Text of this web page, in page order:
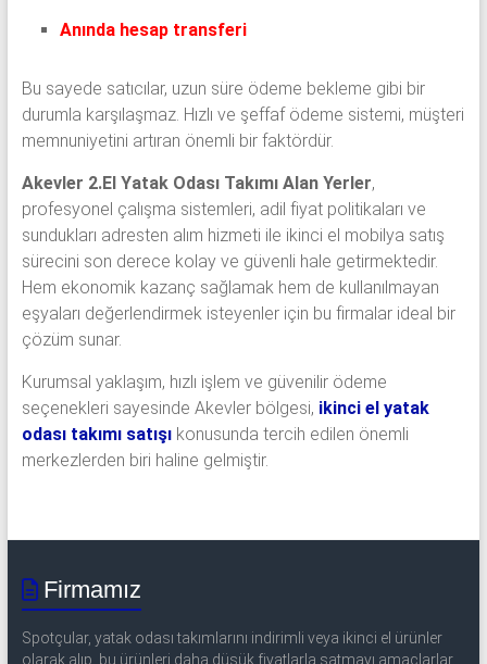
Anında hesap transferi
Bu sayede satıcılar, uzun süre ödeme bekleme gibi bir
durumla karşılaşmaz. Hızlı ve şeffaf ödeme sistemi, müşteri
memnuniyetini artıran önemli bir faktördür.
Akevler 2.El Yatak Odası Takımı Alan Yerler,
profesyonel çalışma sistemleri, adil fiyat politikaları ve
sundukları adresten alım hizmeti ile ikinci el mobilya satış
sürecini son derece kolay ve güvenli hale getirmektedir.
Hem ekonomik kazanç sağlamak hem de kullanılmayan
eşyaları değerlendirmek isteyenler için bu firmalar ideal bir
çözüm sunar.
Kurumsal yaklaşım, hızlı işlem ve güvenilir ödeme
seçenekleri sayesinde Akevler bölgesi, ikinci el yatak
odası takımı satışı konusunda tercih edilen önemli
merkezlerden biri haline gelmiştir.
Firmamız
Spotçular, yatak odası takımlarını indirimli veya ikinci el ürünler
olarak alıp, bu ürünleri daha düşük fiyatlarla satmayı amaçlarlar.